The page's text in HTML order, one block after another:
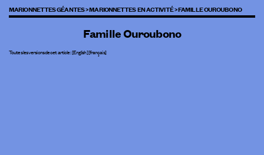
MARIONNETTES GÉANTES >MARIONNETTES EN ACTIVITÉ >FAMILLE OUROUBONO
Famille Ouroubono
Toutes les versions de cet article :[English][français]